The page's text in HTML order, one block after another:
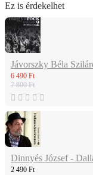
Ez is érdekelhet
Jávorszky Béla
6 490 Ft
7 800 Ft
Dinnyés József -
2 490 Ft